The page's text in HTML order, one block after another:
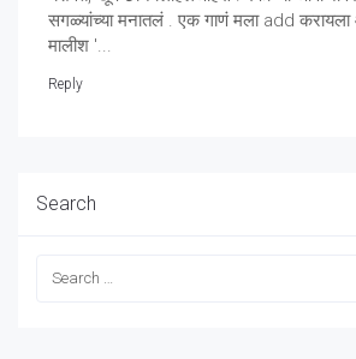
सगळ्यांच्या मनातलं . एक गाणं मला add
मालीश '...
Reply
Search